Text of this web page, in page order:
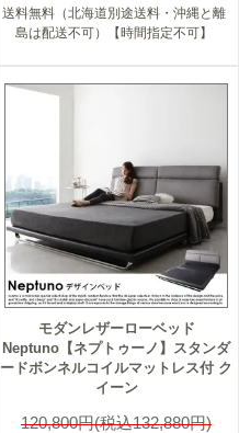
送料無料（北海道別途送料・沖縄と離
島は配送不可）【時間指定不可】
モダンレザーローベッド
Neptuno【ネプトゥーノ】スタンダ
ードボンネルコイルマットレス付 ク
イーン
120,800円(税込132,880円)